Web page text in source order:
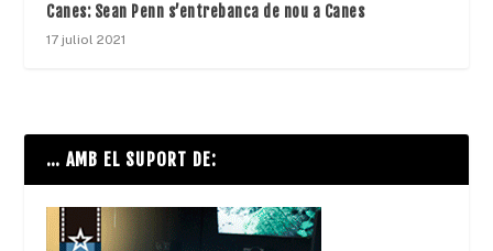
Canes: Sean Penn s’entrebanca de nou a Canes
17 juliol 2021
… AMB EL SUPORT DE: